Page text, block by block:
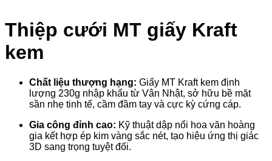
Thiệp cưới MT giấy Kraft
kem
Chất liệu thượng hạng: Giấy MT Kraft kem định
lượng 230g nhập khẩu từ Vân Nhật, sở hữu bề mặt
sần nhẹ tinh tế, cầm đầm tay và cực kỳ cứng cáp.
Gia công đỉnh cao: Kỹ thuật dập nổi hoa văn hoàng
gia kết hợp ép kim vàng sắc nét, tạo hiệu ứng thị giác
3D sang trọng tuyệt đối.